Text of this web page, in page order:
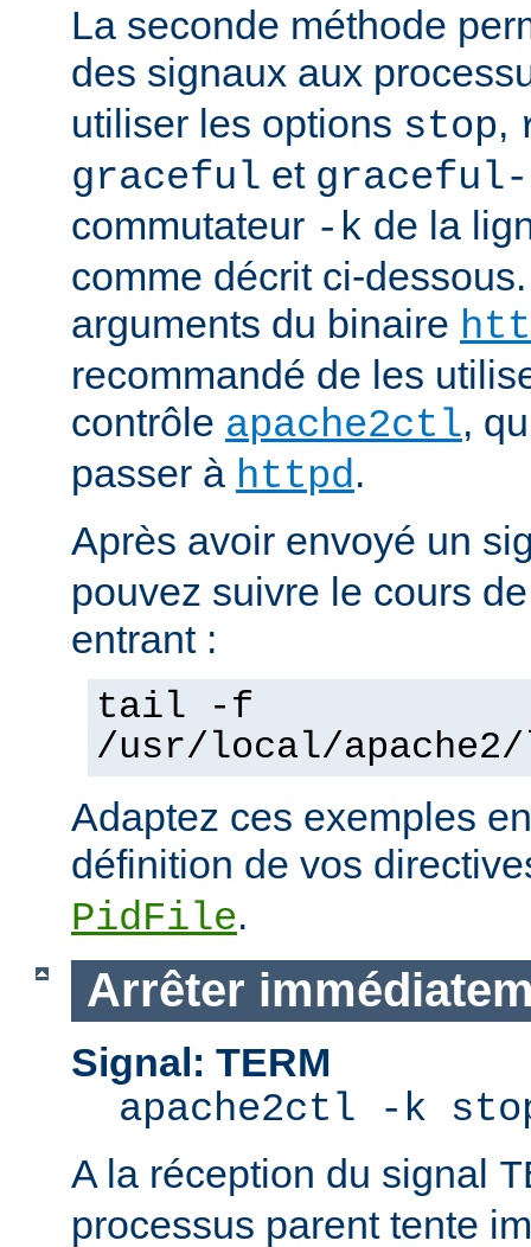
La seconde méthode
des signaux aux
utiliser les options stop,
graceful et
commutateur -k de la
comme décrit ci-
arguments du binaire
recommandé de les
contrôle apache2ctl,
passer à httpd.
Après avoir envoyé un
pouvez suivre le cours
entrant :
tail -f
/usr/local/
Adaptez ces exemples
définition de vos
PidFile.
Arrêter
Signal: TERM
apache2ctl -k
A la réception du signal
processus parent tente